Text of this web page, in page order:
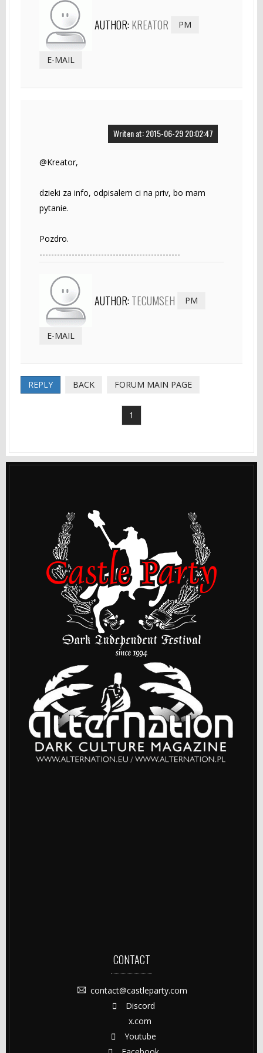
AUTHOR: KREATOR PM
E-MAIL
Writen at: 2015-06-29 20:02:47
@Kreator,
dzieki za info, odpisalem ci na priv, bo mam
pytanie.
Pozdro.
------------------------------------------------
AUTHOR: TECUMSEH PM
E-MAIL
REPLY BACK FORUM MAIN PAGE
1
CONTACT
contact@castleparty.com
Discord
x.com
Youtube